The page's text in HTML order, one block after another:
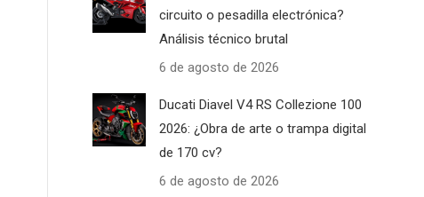
circuito o pesadilla electrónica?
Análisis técnico brutal
6 de agosto de 2026
Ducati Diavel V4 RS Collezione 100
2026: ¿Obra de arte o trampa digital
de 170 cv?
6 de agosto de 2026